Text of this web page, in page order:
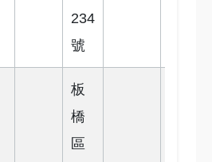
234
號
板
橋
區